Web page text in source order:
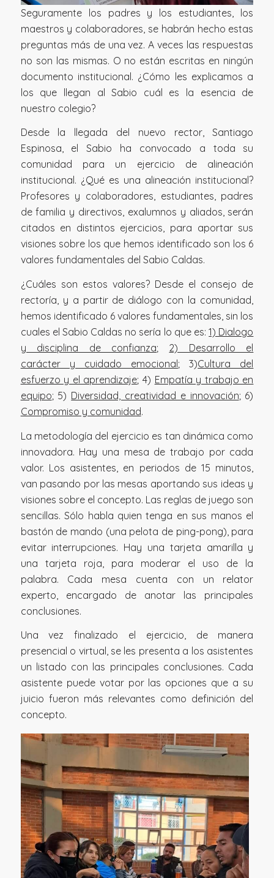
Seguramente los padres y los estudiantes, los
maestros y colaboradores, se habrán hecho estas
preguntas más de una vez. A veces las respuestas
no son las mismas. O no están escritas en ningún
documento institucional. ¿Cómo les explicamos a
los que llegan al Sabio cuál es la esencia de
nuestro colegio?
Desde la llegada del nuevo rector, Santiago
Espinosa, el Sabio ha convocado a toda su
comunidad para un ejercicio de alineación
institucional. ¿Qué es una alineación institucional?
Profesores y colaboradores, estudiantes, padres
de familia y directivos, exalumnos y aliados, serán
citados en distintos ejercicios, para aportar sus
visiones sobre los que hemos identificado son los 6
valores fundamentales del Sabio Caldas.
¿Cuáles son estos valores? Desde el consejo de
rectoría, y a partir de diálogo con la comunidad,
hemos identificado 6 valores fundamentales, sin los
cuales el Sabio Caldas no sería lo que es:1) Dialogo
y disciplina de confianza; 2) Desarrollo el
carácter y cuidado emocional; 3)Cultura del
esfuerzo y el aprendizaje; 4) Empatía y trabajo en
equipo; 5) Diversidad, creatividad e innovación; 6)
Compromiso y comunidad.
La metodología del ejercicio es tan dinámica como
innovadora. Hay una mesa de trabajo por cada
valor. Los asistentes, en periodos de 15 minutos,
van pasando por las mesas aportando sus ideas y
visiones sobre el concepto. Las reglas de juego son
sencillas. Sólo habla quien tenga en sus manos el
bastón de mando (una pelota de ping-pong), para
evitar interrupciones. Hay una tarjeta amarilla y
una tarjeta roja, para moderar el uso de la
palabra. Cada mesa cuenta con un relator
experto, encargado de anotar las principales
conclusiones.
Una vez finalizado el ejercicio, de manera
presencial o virtual, se les presenta a los asistentes
un listado con las principales conclusiones. Cada
asistente puede votar por las opciones que a su
juicio fueron más relevantes como definición del
concepto.